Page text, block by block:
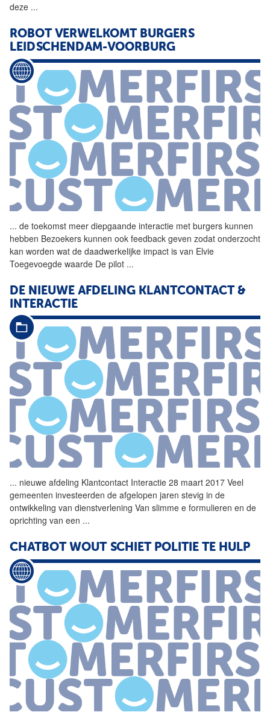
deze ...
ROBOT VERWELKOMT BURGERS
LEIDSCHENDAM-VOORBURG
... de toekomst meer diepgaande interactie met burgers kunnen
hebben Bezoekers kunnen ook feedback geven zodat onderzocht
kan worden wat de daadwerkelijke impact is van Elvie
Toegevoegde waarde De pilot ...
DE NIEUWE AFDELING KLANTCONTACT &
INTERACTIE
... nieuwe afdeling Klantcontact Interactie 28 maart 2017 Veel
gemeenten investeerden de afgelopen jaren stevig in de
ontwikkeling van dienstverlening Van slimme e formulieren en de
oprichting van een ...
CHATBOT WOUT SCHIET POLITIE TE HULP